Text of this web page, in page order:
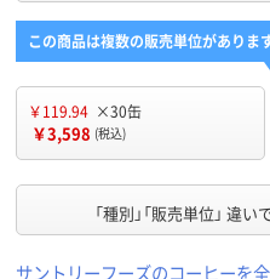
この商品は複数の販売単位がありま
￥119.94 ×30缶
￥3,598 (税込)
「種別」「販売単位」 違い
サントリーフーズのコーヒーを